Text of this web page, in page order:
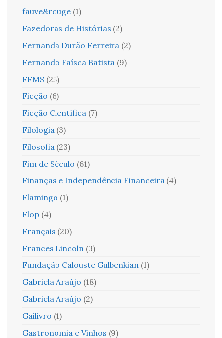
fauve&rouge (1)
Fazedoras de Histórias (2)
Fernanda Durão Ferreira (2)
Fernando Faísca Batista (9)
FFMS (25)
Ficção (6)
Ficção Científica (7)
Filologia (3)
Filosofia (23)
Fim de Século (61)
Finanças e Independência Financeira (4)
Flamingo (1)
Flop (4)
Français (20)
Frances Lincoln (3)
Fundação Calouste Gulbenkian (1)
Gabriela Araújo (18)
Gabriela Araújo (2)
Gailivro (1)
Gastronomia e Vinhos (9)